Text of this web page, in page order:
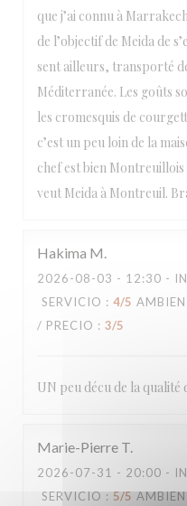
que j’ai connu à
de l’objectif de Meida de
sent ailleurs, transporté
Méditerranée. Les goûts
les cromesquis de
c’est un peu loin de la
chef est bien Montreuillois
veut Meida à Montreuil.
Hakima M
2026-08-03 - 12:30 -
SERVICIO : 4/5
/ PRECIO : 3/5
UN peu décu de la
Marie-Pierre T
2026-07-31 - 20:00 -
SERVICIO: 5/5